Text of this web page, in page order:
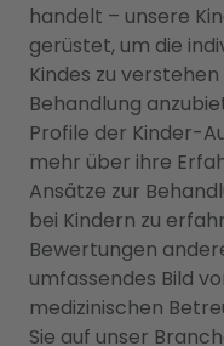
handelt – unsere
gerüstet, um die
Kindes zu
Behandlung
Profile der Kinder-
mehr über ihre
Ansätze zur
bei Kindern zu
Bewertungen
umfassendes Bild
medizinischen
Sie auf unser